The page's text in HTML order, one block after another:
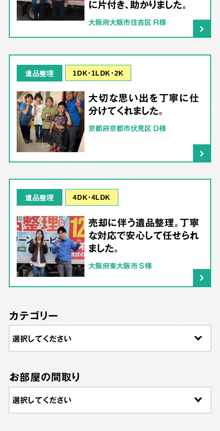
に片付き、助かりました。
大阪府大阪市住吉区 R様
遺品整理 1DK･1LDK･2K
大切な思い出を丁寧に仕
分けてくれました。
京都府京都市伏見区 D様
遺品整理 4DK･4LDK
売却に伴う遺品整理。丁寧
な対応で安心して任せられ
ました。
大阪府東大阪市 S様
カテゴリー
お部屋の間取り